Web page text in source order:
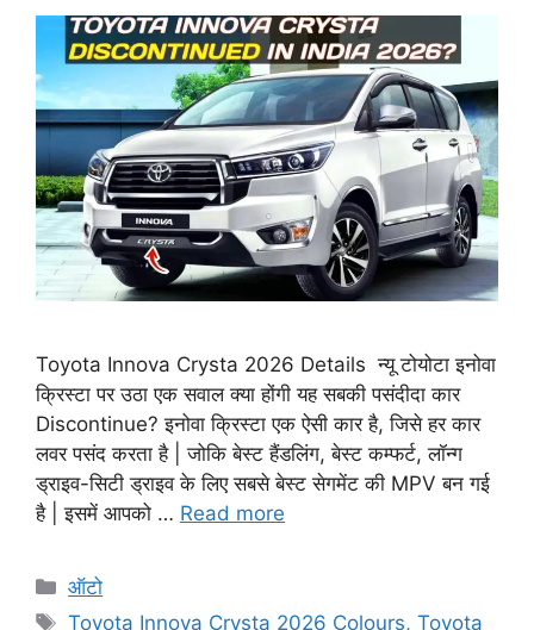
Toyota Innova Crysta 2026 Details न्यू टोयोटा इनोवा
क्रिस्टा पर उठा एक सवाल क्या होंगी यह सबकी पसंदीदा कार
Discontinue? इनोवा क्रिस्टा एक ऐसी कार है, जिसे हर कार
लवर पसंद करता है | जोकि बेस्ट हैंडलिंग, बेस्ट कम्फर्ट, लॉन्ग
ड्राइव-सिटी ड्राइव के लिए सबसे बेस्ट सेगमेंट की MPV बन गई
है | इसमें आपको … Read more
Categories
ऑटो
Tags
Toyota Innova Crysta 2026 Colours,Toyota